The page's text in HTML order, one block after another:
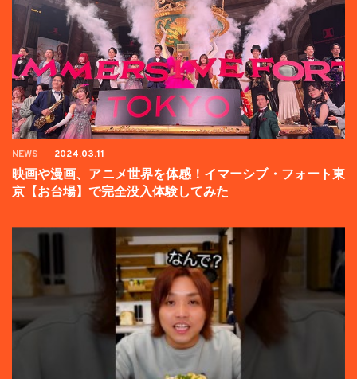
NEWS 2024.03.11
映画や漫画、アニメ世界を体感！イマーシブ・フォート東
京【お台場】で完全没入体験してみた